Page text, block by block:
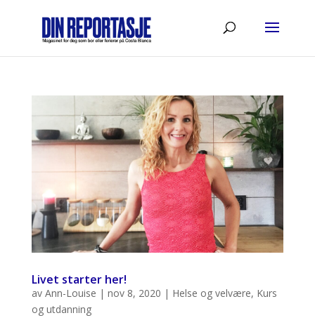
Livet starter her!
av Ann-Louise | nov 8, 2020 | Helse og velvære, Kurs
og utdanning